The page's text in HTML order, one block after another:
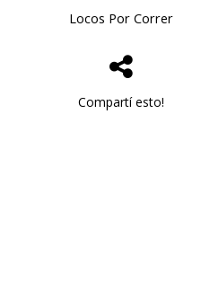
Locos Por Correr
Compartí esto!